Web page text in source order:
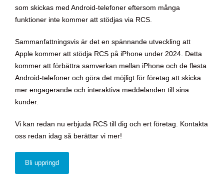
som skickas med Android-telefoner eftersom många
funktioner inte kommer att stödjas via RCS.
Sammanfattningsvis är det en spännande utveckling att
Apple kommer att stödja RCS på iPhone under 2024. Detta
kommer att förbättra samverkan mellan iPhone och de flesta
Android-telefoner och göra det möjligt för företag att skicka
mer engagerande och interaktiva meddelanden till sina
kunder.
Vi kan redan nu erbjuda RCS till dig och ert företag. Kontakta
oss redan idag så berättar vi mer!
Bli uppringd